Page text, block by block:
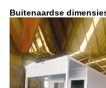
Buitenaardse